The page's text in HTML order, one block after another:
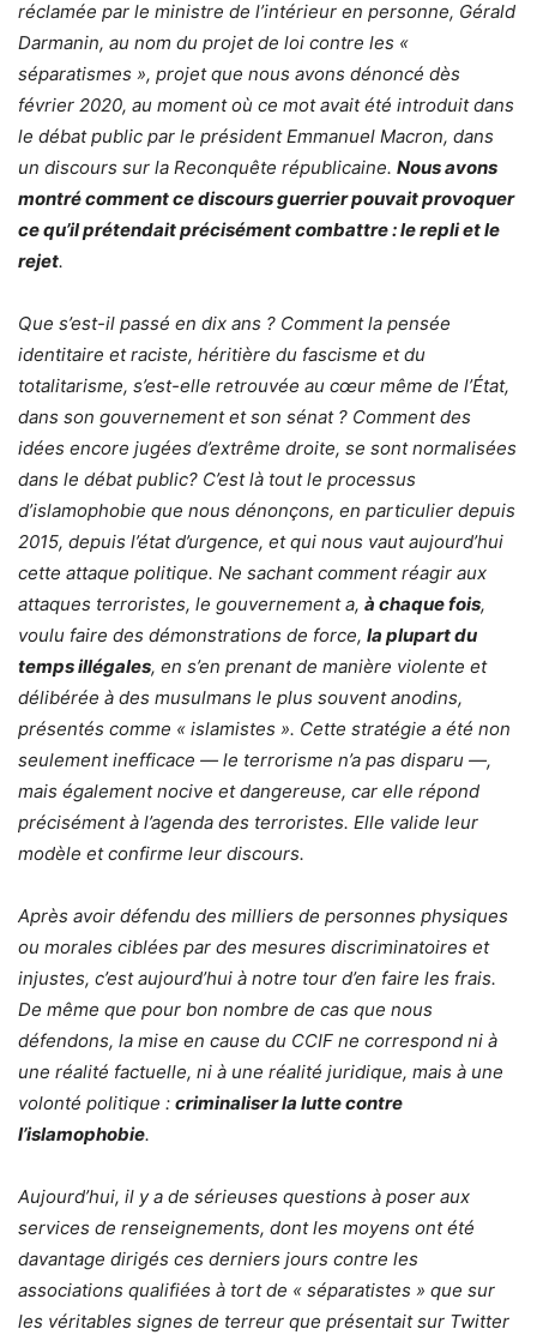
réclamée par le ministre de l’intérieur en personne, Gérald
Darmanin, au nom du projet de loi contre les «
séparatismes », projet que nous avons dénoncé dès
février 2020, au moment où ce mot avait été introduit dans
le débat public par le président Emmanuel Macron, dans
un discours sur la Reconquête républicaine. Nous avons
montré comment ce discours guerrier pouvait provoquer
ce qu’il prétendait précisément combattre : le repli et le
rejet.
Que s’est-il passé en dix ans ? Comment la pensée
identitaire et raciste, héritière du fascisme et du
totalitarisme, s’est-elle retrouvée au cœur même de l’État,
dans son gouvernement et son sénat ? Comment des
idées encore jugées d’extrême droite, se sont normalisées
dans le débat public? C’est là tout le processus
d’islamophobie que nous dénonçons, en particulier depuis
2015, depuis l’état d’urgence, et qui nous vaut aujourd’hui
cette attaque politique. Ne sachant comment réagir aux
attaques terroristes, le gouvernement a, à chaque fois,
voulu faire des démonstrations de force, la plupart du
temps illégales, en s’en prenant de manière violente et
délibérée à des musulmans le plus souvent anodins,
présentés comme « islamistes ». Cette stratégie a été non
seulement inefficace — le terrorisme n’a pas disparu —,
mais également nocive et dangereuse, car elle répond
précisément à l’agenda des terroristes. Elle valide leur
modèle et confirme leur discours.
Après avoir défendu des milliers de personnes physiques
ou morales ciblées par des mesures discriminatoires et
injustes, c’est aujourd’hui à notre tour d’en faire les frais.
De même que pour bon nombre de cas que nous
défendons, la mise en cause du CCIF ne correspond ni à
une réalité factuelle, ni à une réalité juridique, mais à une
volonté politique : criminaliser la lutte contre
l’islamophobie.
Aujourd’hui, il y a de sérieuses questions à poser aux
services de renseignements, dont les moyens ont été
davantage dirigés ces derniers jours contre les
associations qualifiées à tort de « séparatistes » que sur
les véritables signes de terreur que présentait sur Twitter